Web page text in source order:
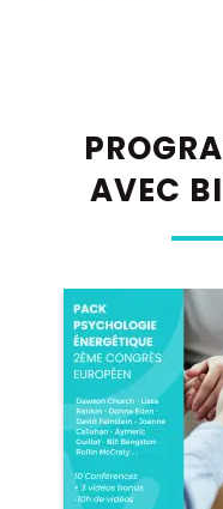
AVEC